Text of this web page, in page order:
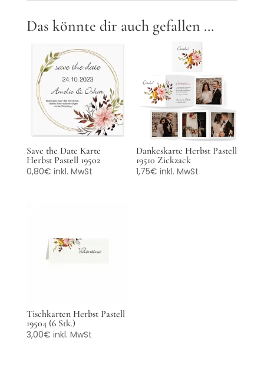
Das könnte dir auch gefallen …
Save the Date Karte
Herbst Pastell 19502
0,80€ inkl. MwSt
Dankeskarte Herbst Pastell
19510 Zickzack
1,75€ inkl. MwSt
Tischkarten Herbst Pastell
19504 (6 Stk.)
3,00€ inkl. MwSt